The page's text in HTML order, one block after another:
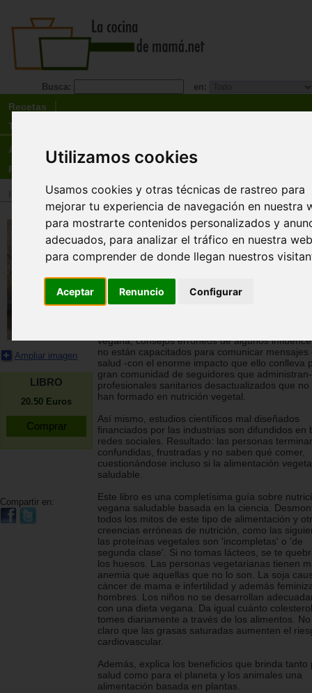
Utilizamos cookies
Usamos cookies y otras técnicas de rastreo para
mejorar tu experiencia de navegación en nuestra
para mostrarte contenidos personalizados y
adecuados, para analizar el tráfico en nuestra
para comprender de donde llegan nuestros
Aceptar Renuncio Configurar
Busca: en:
Recetas
Tienda
Actualidad
Registro
Tienda >Libros>Especialidades >Vegetarianismo>Veganismo
Ampliar imagen
LIBRO
20.50 Euros
Compartir en:
Nutrición Veg&Sana.
saludable sin mitos ni carencias
Cristina Santiago
gracias a Internet y a las redes sociales, esto
arma de doble filo: en la red hay artículos de
vegana, consejos erróneos de algunos
no están capacitados para comunicar mensajes
salud -con el enorme impacto que ello conlleva
gran comunidad de seguidores que
profesionales sanitarios desactualizados que no
han formado en nutrición vegetal.
Así mismo, estudios científicos mal diseñados
financiados por las industrias son difundidos en
redes sociales. Resultado: las personas
confundidas, frustradas y no saben qué comer,
cuestionándose incluso si la alimentación
saludable.
Este libro es una completísima guía sobre
vegana saludable basada en la ciencia.
todos los mitos de este tipo de alimentación y
creencias erróneas de nutrición, como las
las proteínas vegetales son 'incompletas' o 'de
segunda clase'. Si no tomas lácteos, se te
los huesos. Las personas vegetarianas tienen
anemia que aquellas que no lo son. La soja
cáncer de mama e infertilidad y además
hombres. Los niños no se desarrollan
con una dieta vegana. Da igual cuánto colesterol
tomes diariamente a través de los alimentos.
claro que las grasas saturadas aumenten el
cardiovascular.
Además, explica los beneficios que brinda tanto
salud como para el planeta y los animales una
alimentación basada en plantas.